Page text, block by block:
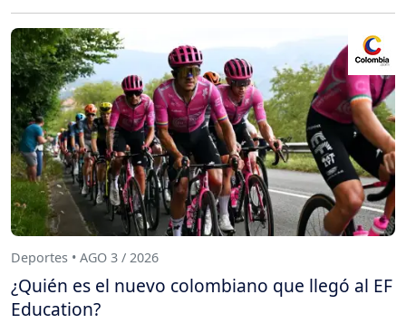
Deportes • AGO 3 / 2026
¿Quién es el nuevo colombiano que llegó al EF
Education?